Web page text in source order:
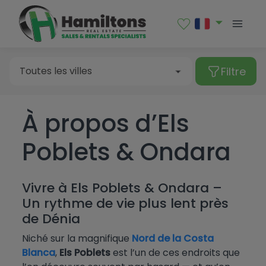
Toutes les villes
Albatera
Albir
Alfaz del Pi
Algorfa
Almoradí
Filtre
Type de propriété
Bungalow
Duplex
Finca
Toutes les villes
Albatera
Albir
Alcalalí
À partir de
Chambres
Toutes
Plus de filtres
À propos d’Els
Poblets & Ondara
Vivre à Els Poblets & Ondara –
Un rythme de vie plus lent près
de Dénia
Niché sur la magnifique Nord de la Costa
Blanca, Els Pobletsest l’un de ces endroits que